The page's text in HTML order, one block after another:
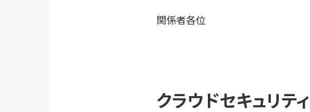
関係者各位
クラウドセキュリ